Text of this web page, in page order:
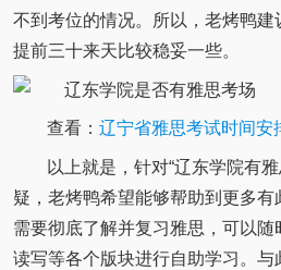
不到考位的情况。所以，老烤鸭
提前三十来天比较稳妥一些。
查看： 辽宁省雅思考试时间安
以上就是，针对“辽东学院有
疑，老烤鸭希望能够帮助到更多
需要彻底了解并复习雅思，可以
读写等各个版块进行自助学习。